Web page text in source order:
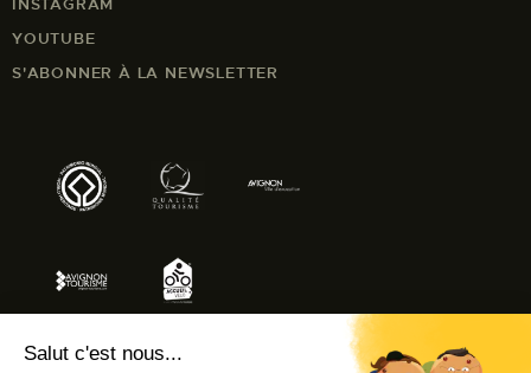
Salut c'est nous...
INSTAGRAM
YOUTUBE
S'ABONNER À LA NEWSLETTER